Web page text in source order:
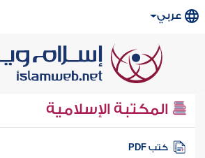
عربي
المكتبة الإسلامية